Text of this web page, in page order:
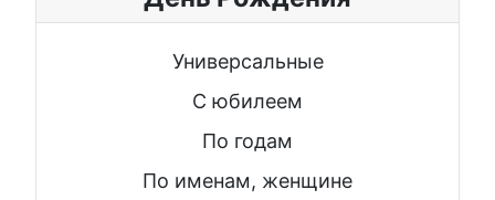
Универсальные
С юбилеем
По годам
По именам, женщине